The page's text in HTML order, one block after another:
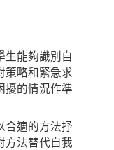
生能夠識別自
策略和緊急求
擾的情況作準
合適的方法抒
方法替代自我